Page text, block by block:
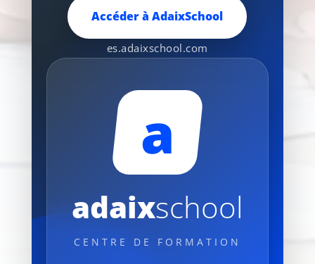
Accéder à AdaixSchool
es.adaixschool.com
a
adaixschool
CENTRE DE FORMATION